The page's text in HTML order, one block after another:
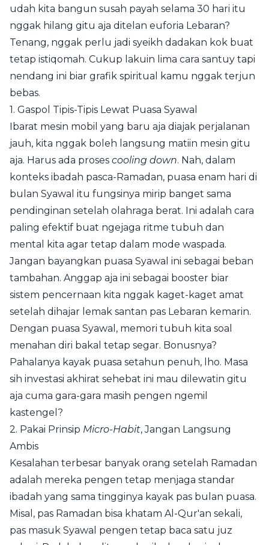
udah kita bangun susah payah selama 30 hari itu
nggak hilang gitu aja ditelan euforia Lebaran?
Tenang, nggak perlu jadi syeikh dadakan kok buat
tetap istiqomah. Cukup lakuin lima cara santuy tapi
nendang ini biar grafik spiritual kamu nggak terjun
bebas.
1. Gaspol Tipis-Tipis Lewat Puasa Syawal
Ibarat mesin mobil yang baru aja diajak perjalanan
jauh, kita nggak boleh langsung matiin mesin gitu
aja. Harus ada proses cooling down. Nah, dalam
konteks ibadah pasca-Ramadan, puasa enam hari di
bulan Syawal itu fungsinya mirip banget sama
pendinginan setelah olahraga berat. Ini adalah cara
paling efektif buat ngejaga ritme tubuh dan
mental kita agar tetap dalam mode waspada.
Jangan bayangkan puasa Syawal ini sebagai beban
tambahan. Anggap aja ini sebagai booster biar
sistem pencernaan kita nggak kaget-kaget amat
setelah dihajar lemak santan pas Lebaran kemarin.
Dengan puasa Syawal, memori tubuh kita soal
menahan diri bakal tetap segar. Bonusnya?
Pahalanya kayak puasa setahun penuh, lho. Masa
sih investasi akhirat sehebat ini mau dilewatin gitu
aja cuma gara-gara masih pengen ngemil
kastengel?
2. Pakai Prinsip Micro-Habit, Jangan Langsung
Ambis
Kesalahan terbesar banyak orang setelah Ramadan
adalah mereka pengen tetap menjaga standar
ibadah yang sama tingginya kayak pas bulan puasa.
Misal, pas Ramadan bisa khatam Al-Qur'an sekali,
pas masuk Syawal pengen tetap baca satu juz